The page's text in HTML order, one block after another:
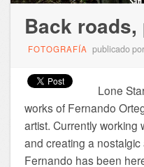
Back
FOTOGRAFÍA publicado por
Lone
works of Fernando
artist. Currently working
and creating a
Fernando has been